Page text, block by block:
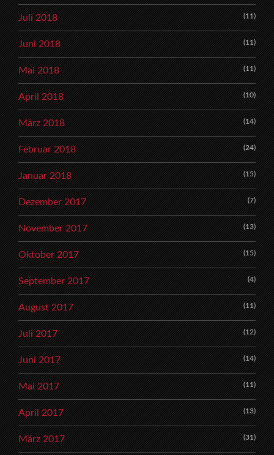
Juli 2018 (11)
Juni 2018 (11)
Mai 2018 (11)
April 2018 (10)
März 2018 (14)
Februar 2018 (24)
Januar 2018 (15)
Dezember 2017 (7)
November 2017 (13)
Oktober 2017 (15)
September 2017 (4)
August 2017 (11)
Juli 2017 (12)
Juni 2017 (14)
Mai 2017 (11)
April 2017 (13)
März 2017 (31)